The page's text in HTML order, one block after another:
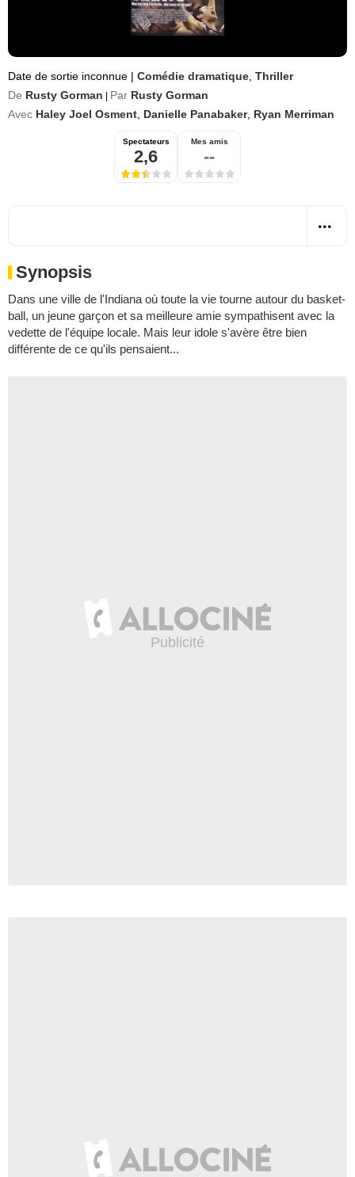
Date de sortie inconnue | Comédie dramatique Thriller
De Rusty Gorman Par Rusty Gorman
Avec Haley Joel Osment Danielle Panabaker, Ryan Merriman
Spectateurs
2,6
Mes amis
--
Synopsis
Dans une ville de l'Indiana où toute la vie tourne autour du basket-
ball, un jeune garçon et sa meilleure amie sympathisent avec la
vedette de l'équipe locale. Mais leur idole s'avère être bien
différente de ce qu'ils pensaient...